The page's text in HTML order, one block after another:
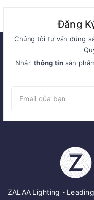
Đăng
Chúng tôi tư vấn đúng
Nhậnthông tin sản
ZALAA Lighting -